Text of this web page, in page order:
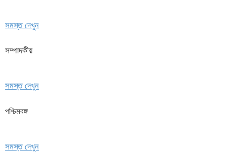
সমস্ত দেখুন
সম্পাদকীয়
সমস্ত দেখুন
পশ্চিমবঙ্গ
সমস্ত দেখুন